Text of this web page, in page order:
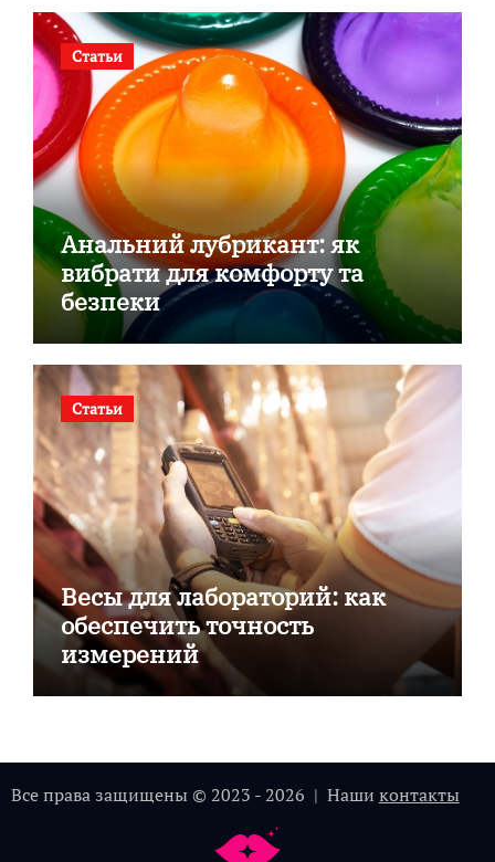
Статьи
Анальний лубрикант: як
вибрати для комфорту та
безпеки
Статьи
Весы для лабораторий: как
обеспечить точность
измерений
Все права защищены © 2023 - 2026 | Наши контакты